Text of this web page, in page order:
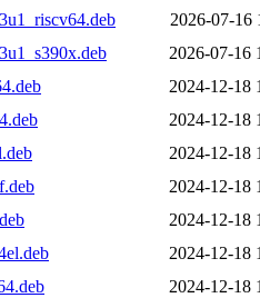
2026-07-16
2026-07-16
2024-12-18
2024-12-18
2024-12-18
2024-12-18
2024-12-18
2024-12-18
2024-12-18